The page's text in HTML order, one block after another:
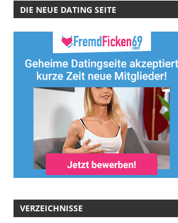
DIE NEUE DATING SEITE
VERZEICHNISSE